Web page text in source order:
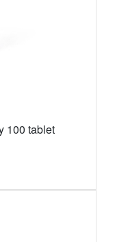
100 tablet